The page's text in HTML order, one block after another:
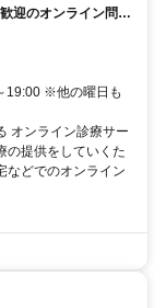
迎のオンライン問診
19:00 ※他の曜日も
オンライン診療サー
の提供をしていくた
などでのオンライン